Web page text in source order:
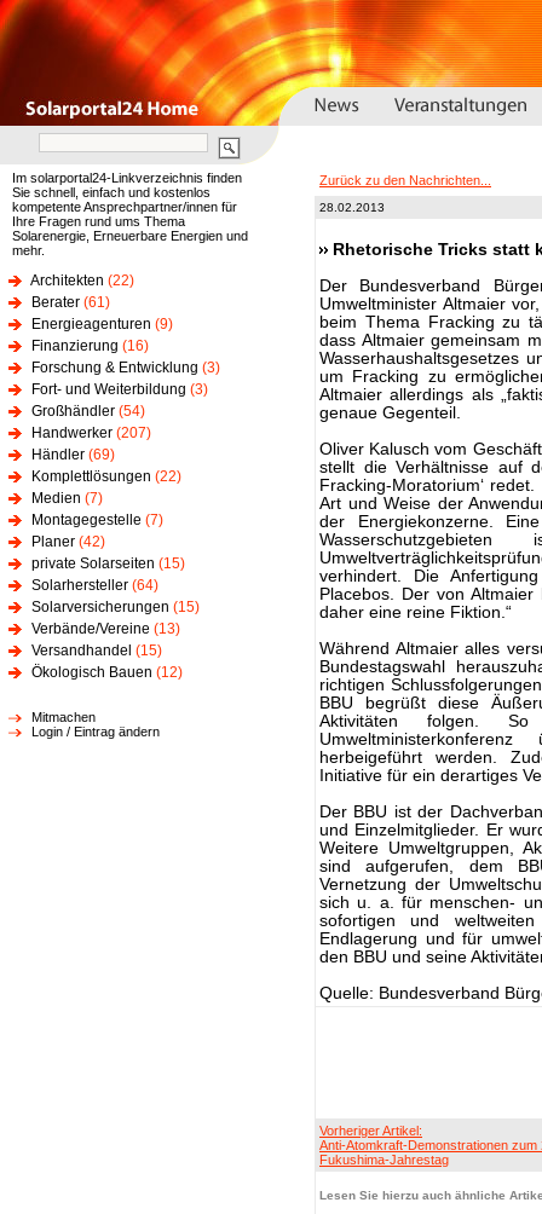
Im solarportal24-Linkverzeichnis finden
Sie schnell, einfach und kostenlos
kompetente Ansprechpartner/innen für
Ihre Fragen rund ums Thema
Solarenergie, Erneuerbare Energien und
mehr.
Architekten (22)
Berater (61)
Energieagenturen (9)
Finanzierung (16)
Forschung & Entwicklung (3)
Fort- und Weiterbildung (3)
Großhändler (54)
Handwerker (207)
Händler (69)
Komplettlösungen (22)
Medien (7)
Montagegestelle (7)
Planer (42)
private Solarseiten (15)
Solarhersteller (64)
Solarversicherungen (15)
Verbände/Vereine (13)
Versandhandel (15)
Ökologisch Bauen (12)
Mitmachen
Login / Eintrag ändern
Zurück zu den Nachrichten...
28.02.2013
Rhetorische Tricks statt
Der Bundesverband
Umweltminister Altmaier
beim Thema Fracking zu
dass Altmaier gemeinsam
Wasserhaushaltsgesetzes
um Fracking zu
Altmaier allerdings als
genaue Gegenteil.
Oliver Kalusch vom
stellt die Verhältnisse auf
Fracking-Moratorium‘
Art und Weise der
der Energiekonzerne.
verhindert. Die
Placebos. Der von
daher eine reine Fiktion.“
Während Altmaier alles
Bundestagswahl
richtigen
BBU begrüßt diese
Aktivitäten folgen.
herbeigeführt werden.
Initiative für ein derartiges
Der BBU ist der
und Einzelmitglieder. Er
Weitere Umweltgruppen,
sind aufgerufen, dem
Vernetzung der
sich u. a. für menschen-
sofortigen und
Endlagerung und für
den BBU und seine
Quelle: Bundesverband
Vorheriger Artikel:
Anti-Atomkraft-Demonstrationen zum
Fukushima-Jahrestag
Lesen Sie hierzu auch ähnliche